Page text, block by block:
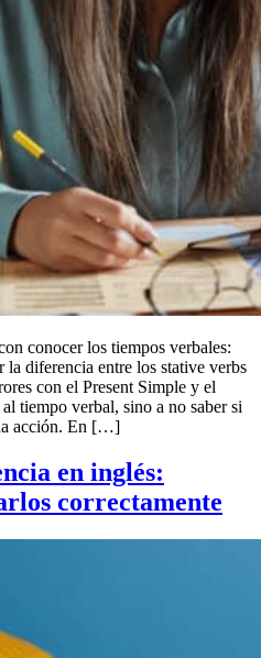
conocer los tiempos verbales:
la diferencia entre los stative verbs
con el Present Simple y el
tiempo verbal, sino a no saber si
acción. En […]
en inglés:
correctamente